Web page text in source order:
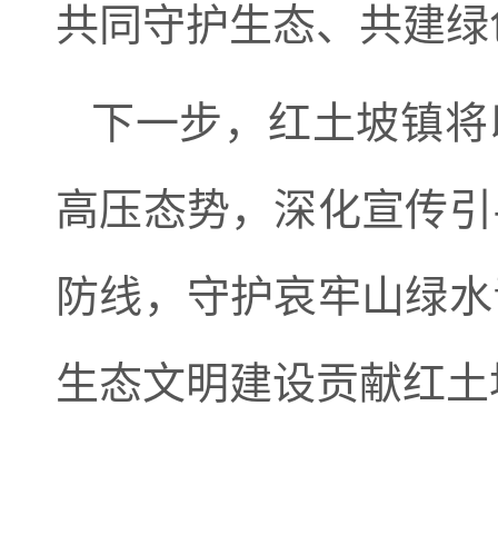
共同守护生态、共建
下一步，红土坡镇
高压态势，深化宣传
防线，守护哀牢山绿
生态文明建设贡献红